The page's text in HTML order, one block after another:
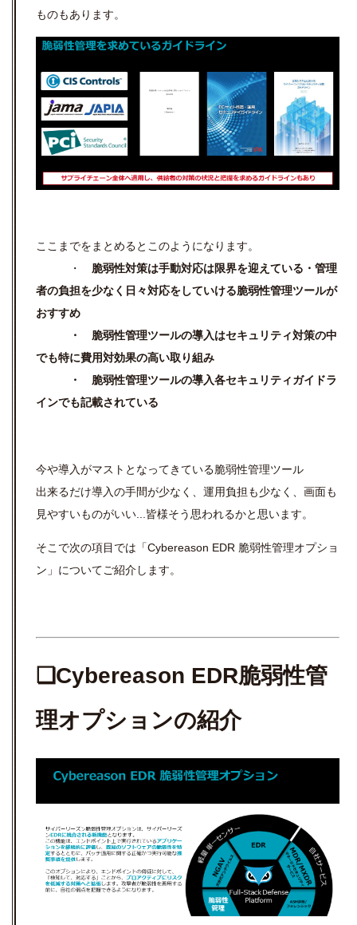
ものもあります。
ここまでをまとめるとこのようになります。
・
脆弱性対策は手動対応は限界を迎えている・管理
者の負担を少なく日々対応をしていける脆弱性管理ツールが
おすすめ
・ 脆弱性管理ツールの導入はセキュリティ対策の中
でも特に費用対効果の高い取り組み
・ 脆弱性管理ツールの導入各セキュリティガイドラ
インでも記載されている
今や導入がマストとなってきている脆弱性管理ツール
出来るだけ導入の手間が少なく、運用負担も少なく、画面も
見やすいものがいい...皆様そう思われるかと思います。
そこで次の項目では「Cybereason EDR 脆弱性管理オプショ
ン」についてご紹介します。
❏Cybereason EDR脆弱性管
理オプションの紹介